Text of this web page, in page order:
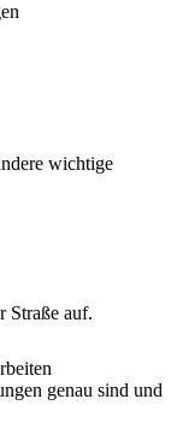
wichtige
Straße auf.
genau sind und